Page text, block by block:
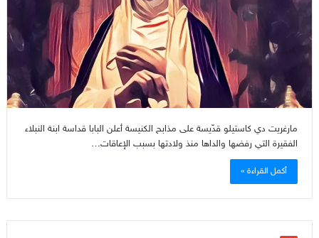
مارغريت دي كاستيلو قدّيسة على مذابح الكنيسة أعلن البابا قداسة ابنة النبلاء
الفقيرة التي رفضها والداها منذ ولادتها بسبب الإعاقات…
أكمل القراءة »